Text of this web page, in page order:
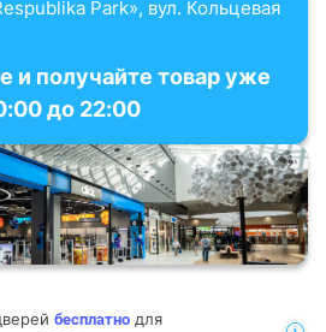
Park», вул. Кольцевая
и получайте товар уже
до 22:00
бесплатно для